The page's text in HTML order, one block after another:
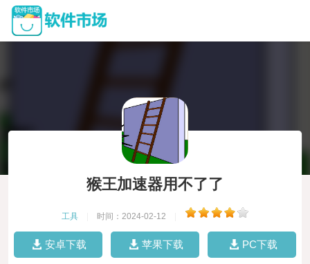
猴王加速器用不了了
工具 时间：2024-02-12
安卓下载 苹果下载 PC下载